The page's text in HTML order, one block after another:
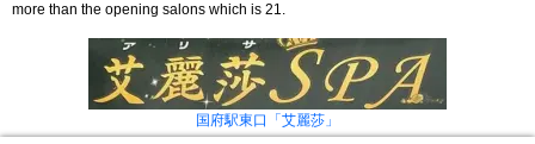
more than the opening salons which is 21.
国府駅東口「艾麗莎」